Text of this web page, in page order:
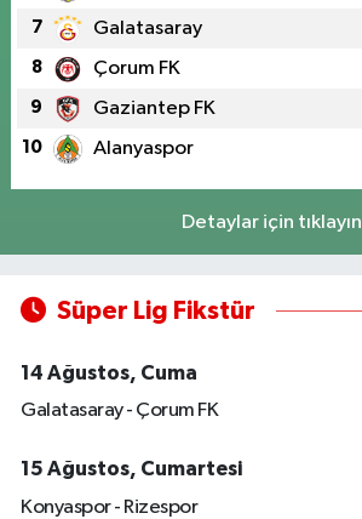
7 Galatasaray
8 Çorum FK
9 Gaziantep FK
10 Alanyaspor
Detaylar için tıklayın
Süper Lig Fikstür
14 Ağustos, Cuma
Galatasaray - Çorum FK
15 Ağustos, Cumartesi
Konyaspor - Rizespor